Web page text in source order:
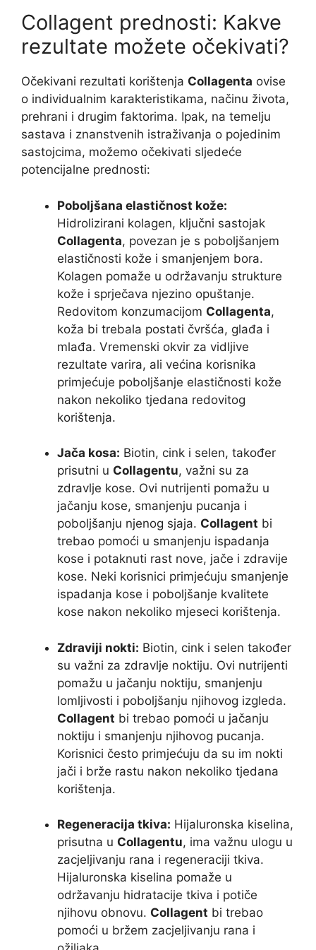
Collagent prednosti: Kakve
rezultate možete očekivati?
Očekivani rezultati korištenja Collagenta ovise
o individualnim karakteristikama, načinu života,
prehrani i drugim faktorima. Ipak, na temelju
sastava i znanstvenih istraživanja o pojedinim
sastojcima, možemo očekivati sljedeće
potencijalne prednosti:
Poboljšana elastičnost kože:
Hidrolizirani kolagen, ključni sastojak
Collagenta, povezan je s poboljšanjem
elastičnosti kože i smanjenjem bora.
Kolagen pomaže u održavanju strukture
kože i sprječava njezino opuštanje.
Redovitom konzumacijom Collagenta,
koža bi trebala postati čvršća, glađa i
mlađa. Vremenski okvir za vidljive
rezultate varira, ali većina korisnika
primjećuje poboljšanje elastičnosti kože
nakon nekoliko tjedana redovitog
korištenja.
Jača kosa: Biotin, cink i selen, također
prisutni u Collagentu, važni su za
zdravlje kose. Ovi nutrijenti pomažu u
jačanju kose, smanjenju pucanja i
poboljšanju njenog sjaja. Collagent bi
trebao pomoći u smanjenju ispadanja
kose i potaknuti rast nove, jače i zdravije
kose. Neki korisnici primjećuju smanjenje
ispadanja kose i poboljšanje kvalitete
kose nakon nekoliko mjeseci korištenja.
Zdraviji nokti: Biotin, cink i selen također
su važni za zdravlje noktiju. Ovi nutrijenti
pomažu u jačanju noktiju, smanjenju
lomljivosti i poboljšanju njihovog izgleda.
Collagent bi trebao pomoći u jačanju
noktiju i smanjenju njihovog pucanja.
Korisnici često primjećuju da su im nokti
jači i brže rastu nakon nekoliko tjedana
korištenja.
Regeneracija tkiva: Hijaluronska kiselina,
prisutna u Collagentu, ima važnu ulogu u
zacjeljivanju rana i regeneraciji tkiva.
Hijaluronska kiselina pomaže u
održavanju hidratacije tkiva i potiče
njihovu obnovu. Collagent bi trebao
pomoći u bržem zacjeljivanju rana i